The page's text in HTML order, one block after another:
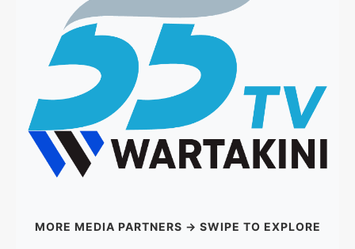
MORE MEDIA PARTNERS → SWIPE TO EXPLORE